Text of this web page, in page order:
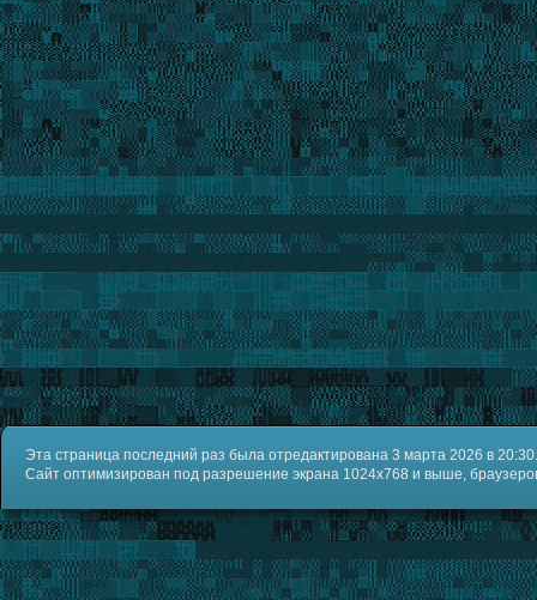
Эта страница последний раз была отредактирована 3 марта 2026 в 20:30.
Сайт оптимизирован под разрешение экрана 1024x768 и выше,